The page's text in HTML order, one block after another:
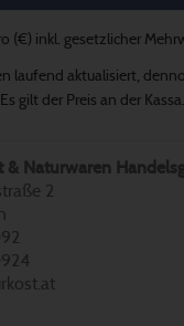
(€) inkl. gesetzlicher
laufend aktualisiert,
gilt der Preis an der Kassa.
& Naturwaren
2